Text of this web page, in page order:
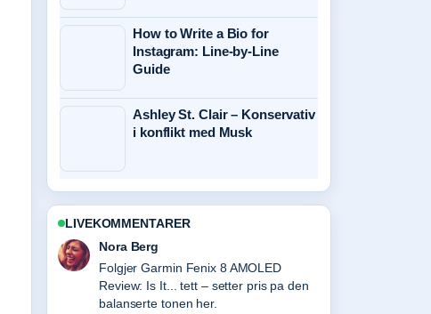
How to Write a Bio for
Instagram: Line-by-Line
Guide
Ashley St. Clair – Konservativ
i konflikt med Musk
LIVEKOMMENTARER
Emil Johansen
Nyttig kontekst rundt iPad Pro M4 –
spesifikasjoner, pris og.... Hold gjerne
denne livestrengen oppdatert.